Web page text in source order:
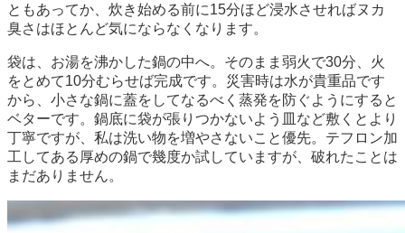
ともあってか、炊き始める前に15分ほど浸水させればヌカ
臭さはほとんど気にならなくなります。
袋は、お湯を沸かした鍋の中へ。そのまま弱火で30分、火
をとめて10分むらせば完成です。災害時は水が貴重品です
から、小さな鍋に蓋をしてなるべく蒸発を防ぐようにすると
ベターです。鍋底に袋が張りつかないよう皿など敷くとより
丁寧ですが、私は洗い物を増やさないこと優先。テフロン加
工してある厚めの鍋で幾度か試していますが、破れたことは
まだありません。